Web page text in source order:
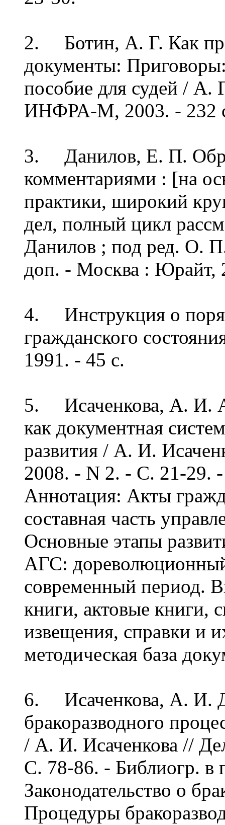
2. Ботин, А. Г. Как
документы:
пособие для судей /
ИНФРА-М, 2003. - 232
3. Данилов, Е. П.
комментариями : [на
практики, широкий
дел, полный цикл
Данилов ; под ред. О.
доп. - Москва : Юрайт,
4. Инструкция о
гражданского
1991. - 45 c.
5. Исаченкова, А. И.
как документная
развития / А. И.
2008. - N 2. - С. 21-29.
Аннотация: Акты
составная часть
Основные этапы
АГС:
современный период.
книги, актовые книги,
извещения, справки и
методическая база
6. Исаченкова, А. И.
бракоразводного
/ А. И. Исаченкова //
С. 78-86. - Библиогр. в
Законодательство о
Процедуры